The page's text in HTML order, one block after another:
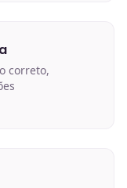
correto,